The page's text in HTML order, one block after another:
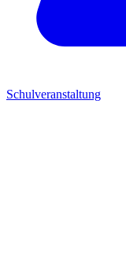
Schulveranstaltung